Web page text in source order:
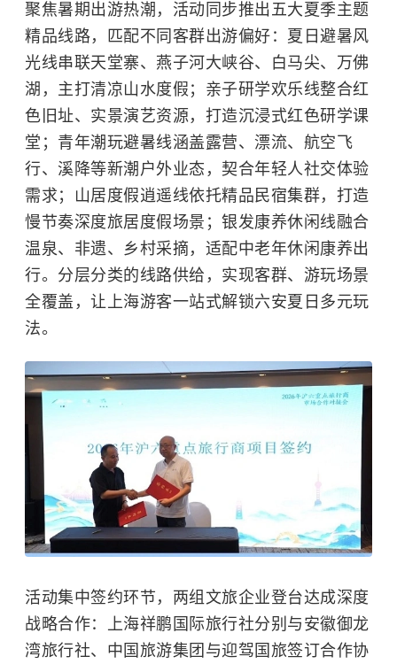
聚焦暑期出游热潮，活动同步推出五大夏季主题
精品线路，匹配不同客群出游偏好：夏日避暑风
光线串联天堂寨、 燕子河大峡谷、 白马尖、 万佛
湖 ，主打清凉山水度假；亲子研学欢乐线整合红
色旧址、实景演艺资源，打造沉浸式红色研学课
堂；青年潮玩避暑线涵盖露营、漂流、航空飞
行、溪降等新潮户外业态，契合年轻人社交体验
需求；山居度假逍遥线依托精品民宿集群，打造
慢节奏深度旅居度假场景；银发康养休闲线融合
温泉、非遗、乡村采摘，适配中老年休闲康养出
行。分层分类的线路供给，实现客群、游玩场景
全覆盖，让上海游客一站式解锁六安夏日多元玩
法。
活动集中签约环节，两组文旅企业登台达成深度
战略合作：上海祥鹏国际旅行社分别与安徽御龙
湾旅行社、中国旅游集团与迎驾国旅签订合作协